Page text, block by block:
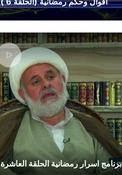
برنامج اسرار رمضانية الحلقة العاشرة